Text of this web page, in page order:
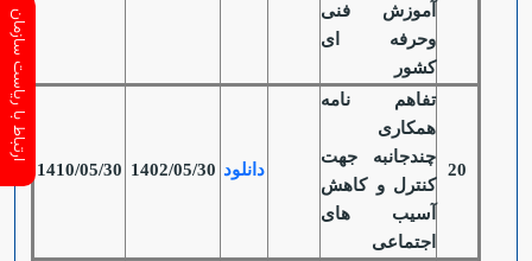
آموزش فنی
وحرفه ای
کشور
20
تفاهم نامه
همکاری
چندجانبه جهت
کنترل و کاهش
آسیب های
اجتماعی
دانلود 1402/05/30
1410/05/30
ارتباط با ریاست سازمان